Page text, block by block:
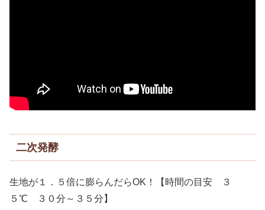
二次発酵
生地が１．５倍に膨らんだらOK！【時間の目安 ３
５℃ ３０分～３５分】